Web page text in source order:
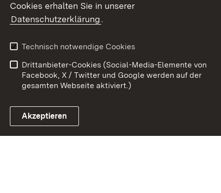
Link zum Landesportal
Kontakt
Barrierefreiheit
Impressum
Cookies
Cookies erhalten Sie in unserer
Datenschutzerklärung.
Technisch notwendige Cookies
Drittanbieter-Cookies (Social-Media-Elemente von
Facebook, X / Twitter und Google werden auf der
gesamten Webseite aktiviert.)
Akzeptieren